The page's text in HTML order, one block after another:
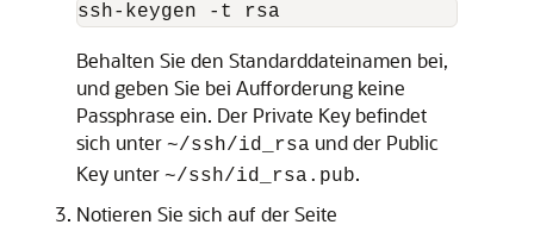
ssh-keygen -t rsa
Behalten Sie den Standarddateinamen bei,
und geben Sie bei Aufforderung keine
Passphrase ein. Der Private Key befindet
sich unter ~/ssh/id_rsa und der Public
Key unter ~/ssh/id_rsa.pub.
Notieren Sie sich auf der Seite